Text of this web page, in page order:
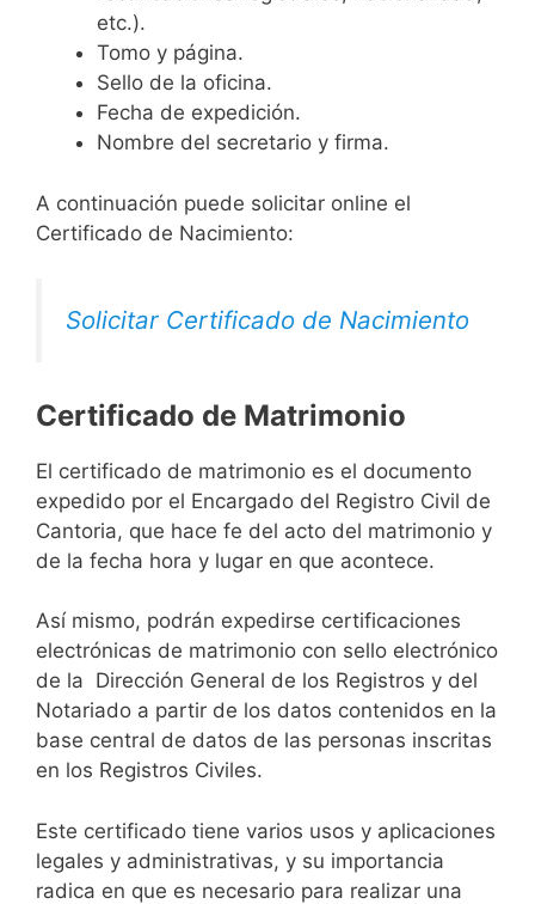
etc.).
Tomo y página.
Sello de la oficina.
Fecha de expedición.
Nombre del secretario y firma.
A continuación puede solicitar online el
Certificado de Nacimiento:
Solicitar Certificado de Nacimiento
Certificado de Matrimonio
El certificado de matrimonio es el documento
expedido por el Encargado del Registro Civil de
Cantoria, que hace fe del acto del matrimonio y
de la fecha hora y lugar en que acontece.
Así mismo, podrán expedirse certificaciones
electrónicas de matrimonio con sello electrónico
de la Dirección General de los Registros y del
Notariado a partir de los datos contenidos en la
base central de datos de las personas inscritas
en los Registros Civiles.
Este certificado tiene varios usos y aplicaciones
legales y administrativas, y su importancia
radica en que es necesario para realizar una